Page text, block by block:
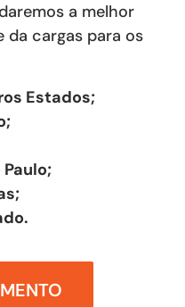
a melhor
da cargas para os
Estados;